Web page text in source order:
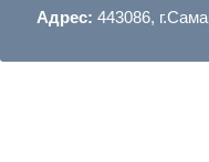
Адрес: 443086,